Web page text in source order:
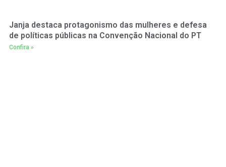
Janja destaca protagonismo das mulheres e defesa
de políticas públicas na Convenção Nacional do PT
Confira »